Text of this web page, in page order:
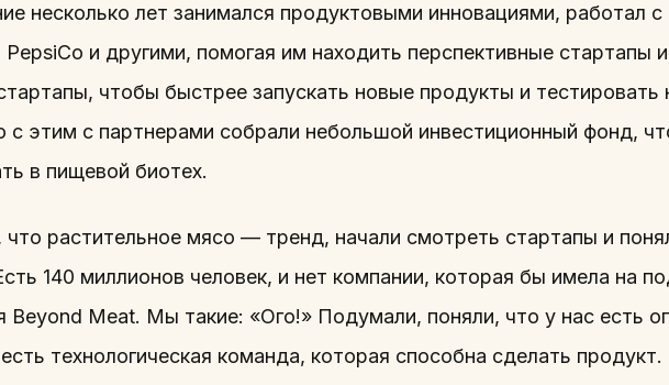
несколько лет занимался продуктовыми инновациями, работал
и другими, помогая им находить перспективные стартапы
чтобы быстрее запускать новые продукты и тестировать
с этим с партнерами собрали небольшой инвестиционный фонд,
в пищевой биотех.
растительное мясо — тренд, начали смотреть стартапы и
140 миллионов человек, и нет компании, которая бы имела на
Beyond Meat. Мы такие: «Ого!» Подумали, поняли, что у нас есть
технологическая команда, которая способна сделать